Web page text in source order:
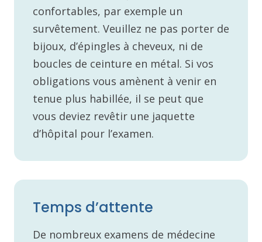
confortables, par exemple un
survêtement. Veuillez ne pas porter de
bijoux, d’épingles à cheveux, ni de
boucles de ceinture en métal. Si vos
obligations vous amènent à venir en
tenue plus habillée, il se peut que
vous deviez revêtir une jaquette
d’hôpital pour l’examen.
Temps d’attente
De nombreux examens de médecine